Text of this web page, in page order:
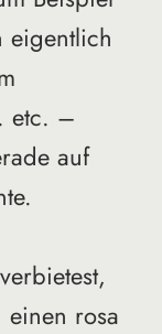
eigentlich
etc. –
auf
einen rosa